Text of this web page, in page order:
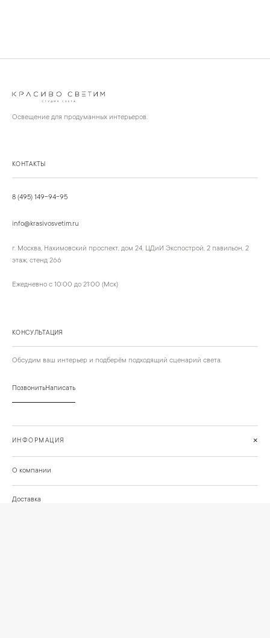
Освещение для продуманных интерьеров.
КОНТАКТЫ
8 (495) 149-94-95
info@krasivosvetim.ru
г. Москва, Нахимовский проспект, дом 24, ЦДиИ Экспострой, 2 павильон, 2
этаж, стенд 266
Ежедневно с 10:00 до 21:00 (Мск)
КОНСУЛЬТАЦИЯ
Обсудим ваш интерьер и подберём подходящий сценарий света.
ПозвонитьНаписать
ИНФОРМАЦИЯ +
О компании
Доставка